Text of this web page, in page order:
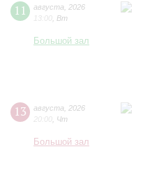
11 августа
2026
13:00 Вт
Большой зал
13 августа
2026
20:00 Чт
Большой зал